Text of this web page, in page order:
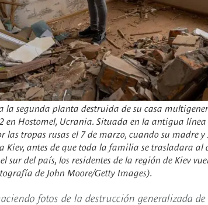
la segunda planta destruida de su casa
en Hostomel, Ucrania. Situada en la antigua
las tropas rusas el 7 de marzo, cuando su madre
Kiev, antes de que toda la familia se trasladara al
sur del país, los residentes de la región de Kiev
de John Moore/Getty Images).
fotos de la destrucción generalizada